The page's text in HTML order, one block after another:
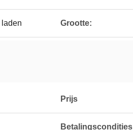
Grootte:
Prijs
Betalingscondities